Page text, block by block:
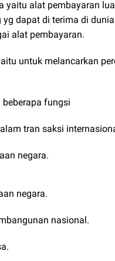
yaitu alat pembayaran
yg dapat di terima di dunia
alat pembayaran.
untuk melancarkan
fungsi
tran saksi
negara.
negara.
nasional.